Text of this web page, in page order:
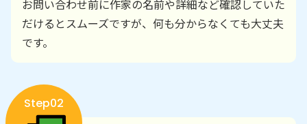
お問い合わせ前に作家の名前や詳細など確認していた
だけるとスムーズですが、何も分からなくても大丈夫
です。
Step02